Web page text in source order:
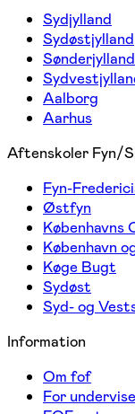
Sydjylland
Sydøstjylland
Sønderjylland
Aalborg
Aarhus
Aftenskoler Fyn/
Fyn-
Østfyn
Københavns
København
Køge Bugt
Sydøst
Syd- og
Information
Om fof
For